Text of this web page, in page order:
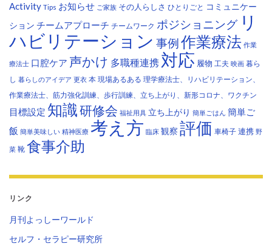
Activity Tips お知らせ ご家族 その人らしさ ひとりごと コミュニケー
ション チームアプローチ チームワーク ポジショニング リ
ハビリテーション 事例作業療法 作業
療法士 口腔ケア 声かけ 多職種連携 対応 履物 工夫 映画 暮ら
し 暮らしのアイデア 更衣 本 現場あるある 理学療法士、リハビリテーション、
作業療法士、筋力強化訓練、歩行訓練、立ち上がり、新形コロナ、ワクチン
目標設定 知識研修会 福祉用具 立ち上がり 簡単ごはん 簡単ご
飯 簡単美味しい 精神医療 考え方 臨床 観察 評価 車椅子 連携 野
菜 靴 食事介助
リンク
月刊よっしーワールド
セルフ・セラピー研究所